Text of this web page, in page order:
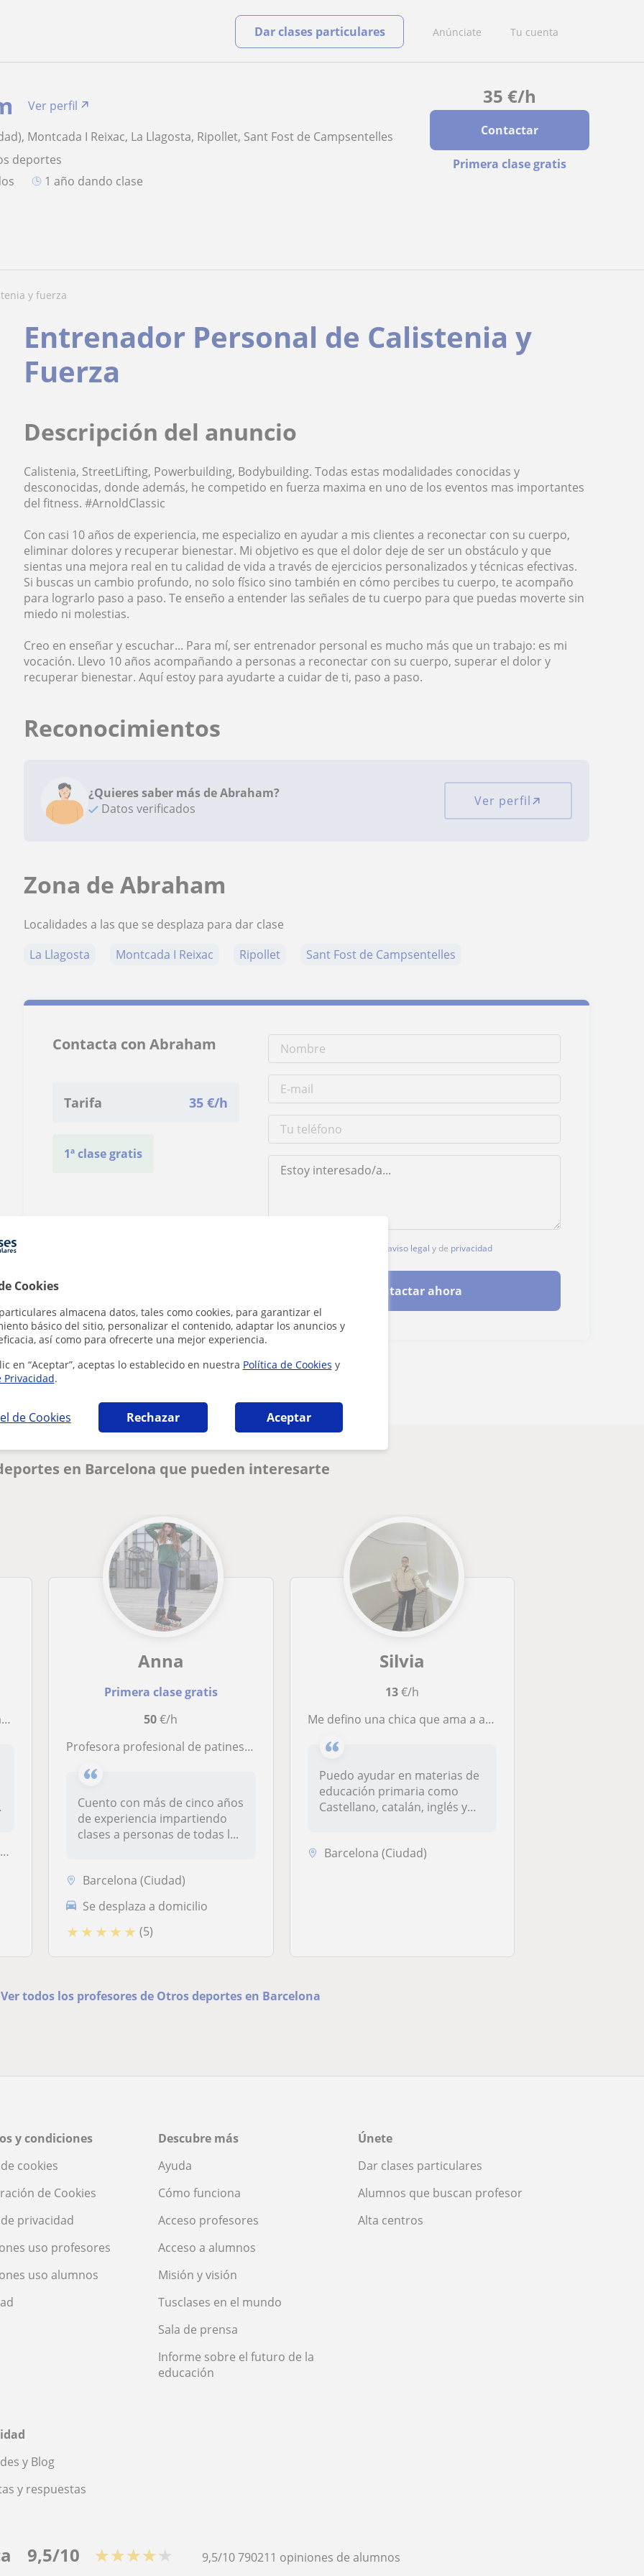
Cookies
almacena datos, tales como cookies, para garantizar el
básico del sitio, personalizar el contenido, adaptar los anuncios y
así como para ofrecerte una mejor experiencia.
en “Aceptar”, aceptas lo establecido en nuestra Política de Cookies y
Privacidad.
de Cookies Rechazar Aceptar
Anúnciate Tu cuenta
Dar clases particulares
35 €/h
Contactar
Primera clase gratis
Ver perfil
Montcada I Reixac, La Llagosta, Ripollet, Sant Fost de Campsentelles
deportes
1 año dando clase
y fuerza
Entrenador Personal de Calistenia y
Fuerza
Descripción del anuncio
Calistenia, StreetLifting, Powerbuilding, Bodybuilding. Todas estas modalidades conocidas y
desconocidas, donde además, he competido en fuerza maxima en uno de los eventos mas importantes
del fitness. #ArnoldClassic
Con casi 10 años de experiencia, me especializo en ayudar a mis clientes a reconectar con su cuerpo,
eliminar dolores y recuperar bienestar. Mi objetivo es que el dolor deje de ser un obstáculo y que
sientas una mejora real en tu calidad de vida a través de ejercicios personalizados y técnicas efectivas.
Si buscas un cambio profundo, no solo físico sino también en cómo percibes tu cuerpo, te acompaño
para lograrlo paso a paso. Te enseño a entender las señales de tu cuerpo para que puedas moverte sin
miedo ni molestias.
Creo en enseñar y escuchar... Para mí, ser entrenador personal es mucho más que un trabajo: es mi
vocación. Llevo 10 años acompañando a personas a reconectar con su cuerpo, superar el dolor y
recuperar bienestar. Aquí estoy para ayudarte a cuidar de ti, paso a paso.
Reconocimientos
¿Quieres saber más de Abraham?
Datos verificados
Ver perfil
Zona de Abraham
Localidades a las que se desplaza para dar clase
La Llagosta
Montcada I Reixac Ripollet Sant Fost de Campsentelles
Contacta con Abraham
Tarifa 35 €/h
1ª clase gratis
aviso legal y de privacidad
Contactar ahora
¿Hay algún error en este perfil?Cuéntanos
en Barcelona que pueden interesarte
Anna
Primera clase gratis
50€/h
Profesora profesional de patines en linea y quads
Cuento con más de cinco años
de experiencia impartiendo
clases a personas de todas l...
Barcelona (Ciudad)
Se desplaza a domicilio
★ ★ ★ ★ ★ (5)
Silvia
13€/h
Me defino una chica que ama a ayudar a las demás personas y podría ayudar tanto en materias como en otras cosas
Puedo ayudar en materias de
educación primaria como
Castellano, catalán, inglés y
Barcelona (Ciudad)
Ver todos los profesores de Otros deportes en Barcelona
y condiciones
cookies
de Cookies
privacidad
uso profesores
uso alumnos
Descubre más
Ayuda
Cómo funciona
Acceso profesores
Acceso a alumnos
Misión y visión
Tusclases en el mundo
Sala de prensa
Informe sobre el futuro de la
educación
Únete
Dar clases particulares
Alumnos que buscan profesor
Alta centros
y Blog
y respuestas
9,5/10 ★★★★★ 9,5/10790211 opiniones de alumnos